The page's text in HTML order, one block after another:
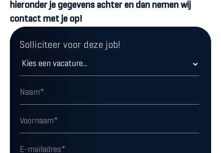
hieronder je gegevens achter en dan nemen wij
contact met je op!
Solliciteer voor deze job!